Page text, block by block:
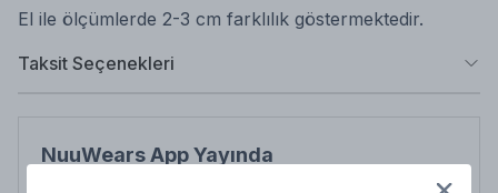
El ile ölçümlerde 2-3 cm farklılık göstermektedir.
Taksit Seçenekleri
NuuWears App Yayında